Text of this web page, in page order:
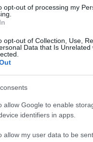
opt-out of processing my
opt-out of Collection, Use,
Data that Is
allow Google to enable
identifiers in apps.
allow my user data to be
Algunas de las
europeas, y los
red deTrenitaliaen Italia
por otro lado, ofrecen
las islas y costas
entre países
de transporte público.